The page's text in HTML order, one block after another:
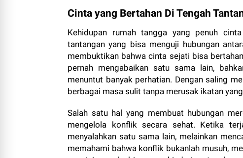
Cinta yang Bertahan Di Tengah
Kehidupan rumah tangga yang penuh
tantangan yang bisa menguji hubungan
membuktikan bahwa cinta sejati bisa
pernah mengabaikan satu sama lain,
menuntut banyak perhatian. Dengan saling
berbagai masa sulit tanpa merusak ikatan
Salah satu hal yang membuat hubungan
mengelola konflik secara sehat. Ketika
menyalahkan satu sama lain, melainkan
memahami bahwa konflik bukanlah musuh,